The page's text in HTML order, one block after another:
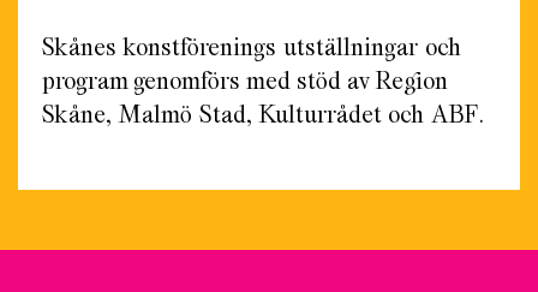
Skånes konstförenings utställningar och
program genomförs med stöd av Region
Skåne, Malmö Stad, Kulturrådet och ABF.